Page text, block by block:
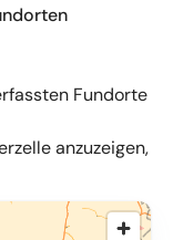
Fundorte
anzuzeigen,